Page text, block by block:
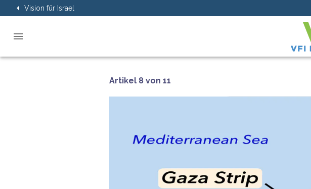
Vision für Israel
Artikel 8 von 11